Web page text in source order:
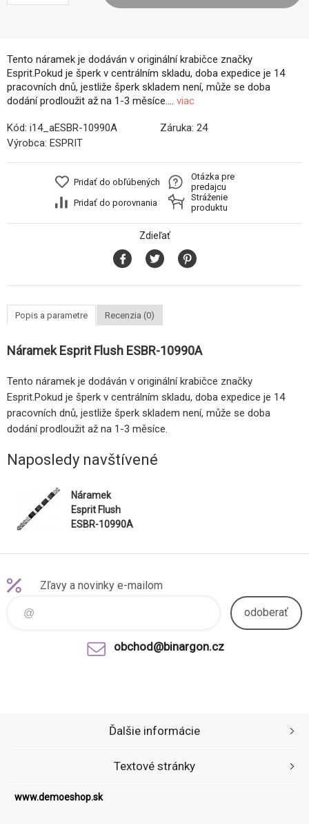
Tento náramek je dodáván v originální krabičce značky
Esprit.Pokud je šperk v centrálním skladu, doba expedice je 14
pracovních dnů, jestliže šperk skladem není, může se doba
dodání prodloužit až na 1-3 měsíce.... viac
Kód: i14_aESBR-10990A Záruka: 24
Výrobca: ESPRIT
Pridať do obľúbených
Pridať do porovnania
Otázka pre
predajcu
Stráženie
produktu
Zdieľať
Popis a parametre Recenzia (0)
Náramek Esprit Flush ESBR-10990A
Tento náramek je dodáván v originální krabičce značky
Esprit.Pokud je šperk v centrálním skladu, doba expedice je 14
pracovních dnů, jestliže šperk skladem není, může se doba
dodání prodloužit až na 1-3 měsíce.
Naposledy navštívené
Náramek
Esprit Flush
ESBR-10990A
Zľavy a novinky e-mailom
odoberať
obchod@binargon.cz
www.demoeshop.sk
Ďalšie informácie
Textové stránky